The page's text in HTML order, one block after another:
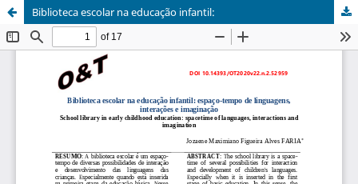
Biblioteca escolar na educação infantil: